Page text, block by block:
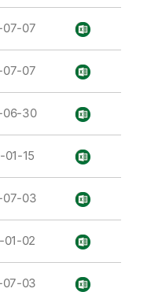
07-07
07-07
06-30
01-15
07-03
01-02
07-03